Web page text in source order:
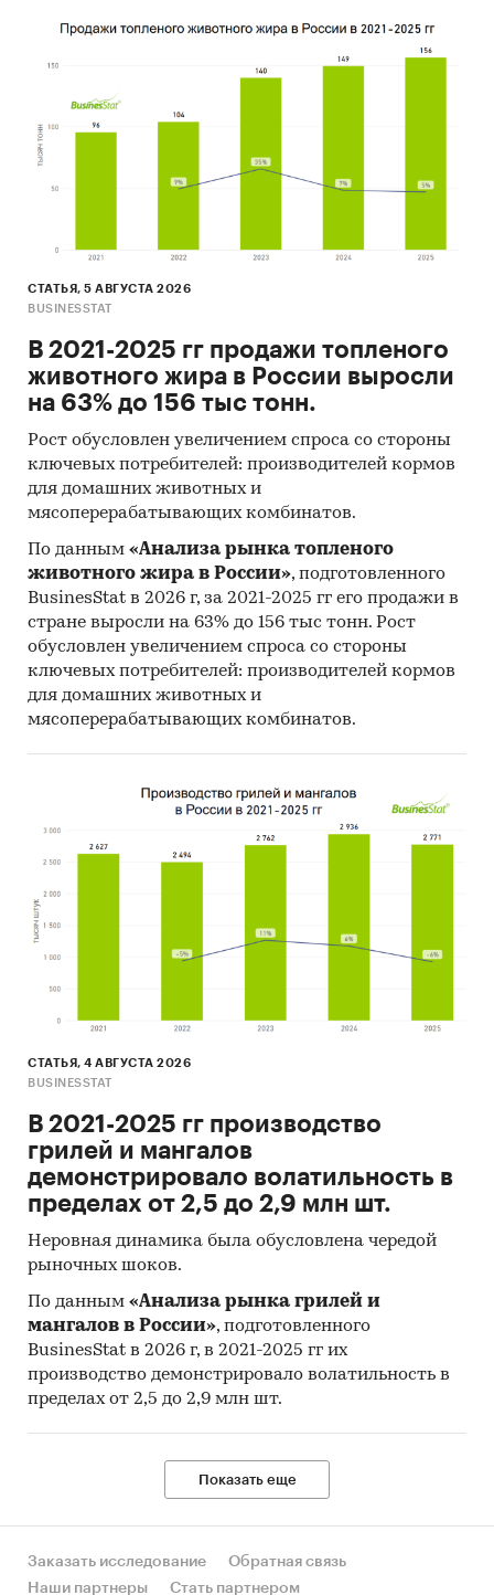
СТАТЬЯ, 5 АВГУСТА 2026
BUSINESSTAT
В 2021-2025 гг продажи топленого
животного жира в России выросли
на 63% до 156 тыс тонн.
Рост обусловлен увеличением спроса со стороны
ключевых потребителей: производителей кормов
для домашних животных и
мясоперерабатывающих комбинатов.
По данным «Анализа рынка топленого
животного жира в России», подготовленного
BusinesStat в 2026 г, за 2021-2025 гг его продажи в
стране выросли на 63% до 156 тыс тонн. Рост
обусловлен увеличением спроса со стороны
ключевых потребителей: производителей кормов
для домашних животных и
мясоперерабатывающих комбинатов.
СТАТЬЯ, 4 АВГУСТА 2026
BUSINESSTAT
В 2021-2025 гг производство
грилей и мангалов
демонстрировало волатильность в
пределах от 2,5 до 2,9 млн шт.
Неровная динамика была обусловлена чередой
рыночных шоков.
По данным «Анализа рынка грилей и
мангалов в России», подготовленного
BusinesStat в 2026 г, в 2021-2025 гг их
производство демонстрировало волатильность в
пределах от 2,5 до 2,9 млн шт.
Показать еще
Заказать исследование
Обратная связь
Наши партнеры
Стать партнером